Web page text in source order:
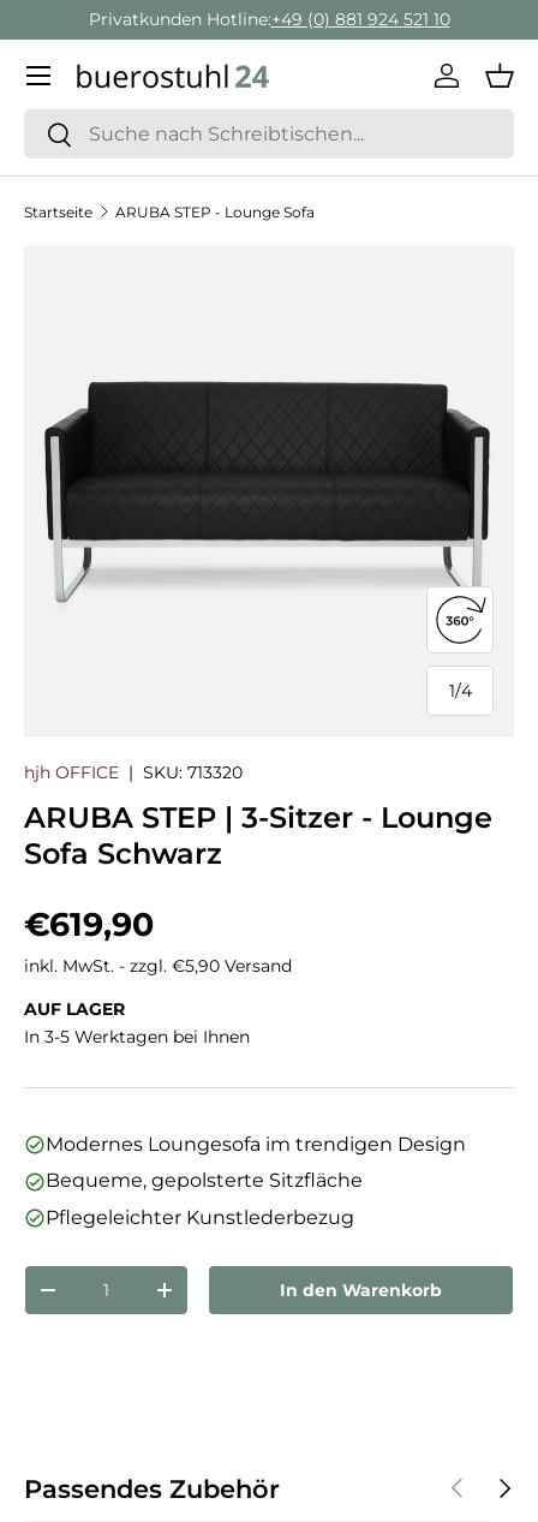
Direkt zum Inhalt
Hotline:+49 (0) 881 924 521 10
Suchen
Suchen
Menü
Startseite ARUBA STEP - Lounge Sofa
1/
von
4
360°-
hjh OFFICE | SKU: 713320
ARUBA STEP | 3-Sitzer - Lounge
Sofa Schwarz
Normaler Preis
€619,90
inkl. MwSt. - zzgl. €5,90 Versand
AUF LAGER
In 3-5 Werktagen bei Ihnen
Modernes Loungesofa im trendigen Design
Bequeme, gepolsterte Sitzfläche
Pflegeleichter Kunstlederbezug
Anzahl
Menge verringernMenge erhöhenIn den Warenkorb
Passendes Zubehör Vorherige